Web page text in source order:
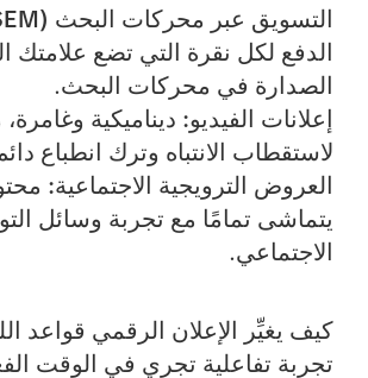
التسويق عبر محركات البحث (SEM):
الدفع لكل نقرة التي تضع علامتك
الصدارة في محركات البحث.
إعلانات الفيديو: ديناميكية وغامرة،
لاستقطاب الانتباه وترك انطباع
العروض الترويجية الاجتماعية:
يتماشى تمامًا مع تجربة وسائل
الاجتماعي.
كيف يغيِّر الإعلان الرقمي قواعد
تجربة تفاعلية تجري في الوقت